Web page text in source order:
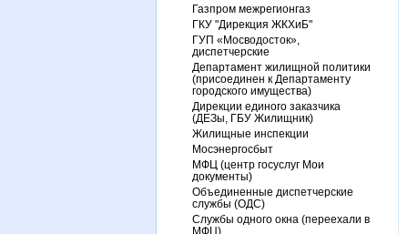
Газпром межрегионгаз
ГКУ "Дирекция ЖКХиБ"
ГУП «Мосводосток»,
диспетчерские
Департамент жилищной политики
(присоединен к Департаменту
городского имущества)
Дирекции единого заказчика
(ДЕЗы, ГБУ Жилищник)
Жилищные инспекции
Мосэнергосбыт
МФЦ (центр госуслуг Мои
документы)
Объединенные диспетчерские
службы (ОДС)
Службы одного окна (переехали в
МФЦ)